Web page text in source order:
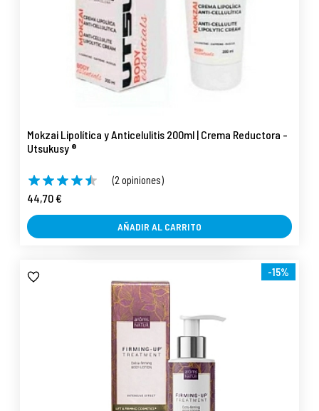
Mokzai Lipolítica y Anticelulitis 200ml | Crema Reductora -
Utsukusy ®
(2 opiniones)
44,70 €
AÑADIR AL CARRITO
-15%